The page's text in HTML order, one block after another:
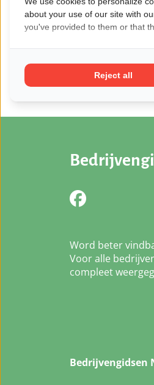
Word beter
Voor alle
compleet
Bedrijvengidsen
about your use of our site with
you've provided to them or that
Reject all